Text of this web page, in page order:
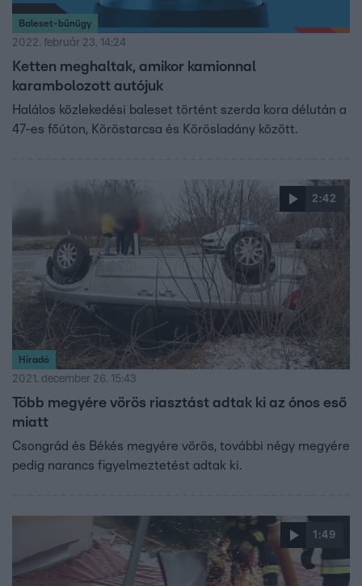
Baleset-bűnügy
2022. február 23. 14:24
Ketten meghaltak, amikor kamionnal
karambolozott autójuk
Halálos közlekedési baleset történt szerda kora délután a
47-es főúton, Köröstarcsa és Körösladány között.
2:42
Híradó
2021. december 26. 15:43
Több megyére vörös riasztást adtak ki az ónos eső
miatt
Csongrád és Békés megyére vörös, további négy megyére
pedig narancs figyelmeztetést adtak ki.
1:49